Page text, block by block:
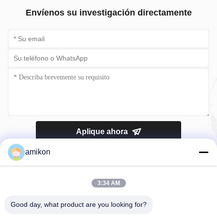
Envíenos su investigación directamente
Aplique ahora
amikon
3:34 AM
Good day, what product are you looking for?